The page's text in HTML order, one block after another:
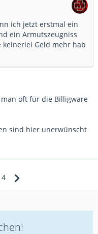
ich jetzt erstmal ein
ein Armutszeugniss
keinerlei Geld mehr hab
oft für die Billigware
sind hier unerwünscht
4